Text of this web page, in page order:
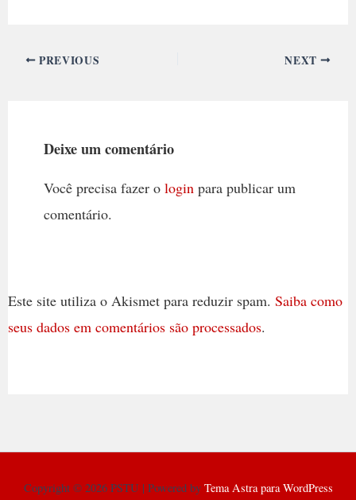
PREVIOUS NEXT
Deixe um comentário
Você precisa fazer o login para publicar um
comentário.
Este site utiliza o Akismet para reduzir spam. Saiba como
seus dados em comentários são processados.
Copyright © 2026 PSTU | Powered by Tema Astra para WordPress